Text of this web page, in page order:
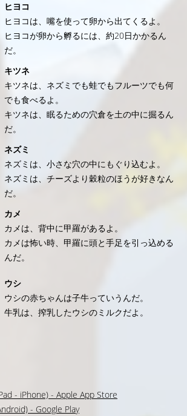
ヒヨコ
ヒヨコは、嘴を使って卵から出てくるよ。
ヒヨコが卵から孵るには、約20日かかるん
だ。
キツネ
キツネは、ネズミでも蛙でもフルーツでも何
でも食べるよ。
キツネは、眠るための穴倉を土の中に掘るん
だ。
ネズミ
ネズミは、小さな穴の中にもぐり込むよ。
ネズミは、チーズより穀粒のほうが好きなん
だ。
カメ
カメは、背中に甲羅があるよ。
カメは怖い時、甲羅に頭と手足を引っ込める
んだ。
ウシ
ウシの赤ちゃんは子牛っていうんだ。
牛乳は、搾乳したウシのミルクだよ。
- iPhone) - Apple App Store
- Google Play